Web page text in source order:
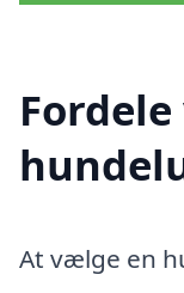
At vælge en